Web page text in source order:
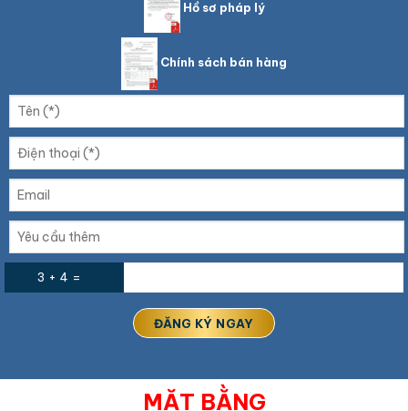
Hồ sơ pháp lý
Chính sách bán hàng
3 + 4 =
MẶT BẰNG